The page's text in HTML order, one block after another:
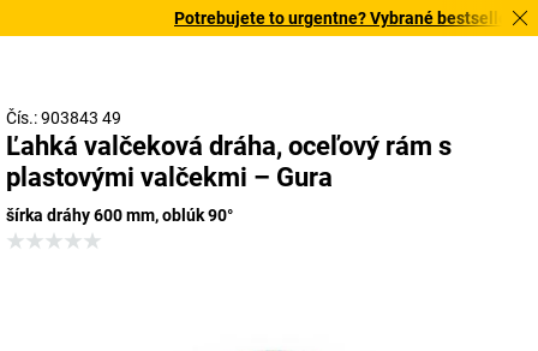
Potrebujete to urgentne? Vybrané bestsellery
Čís.: 903843 49
Ľahká valčeková dráha, oceľový rám s
plastovými valčekmi – Gura
šírka dráhy 600 mm, oblúk 90°